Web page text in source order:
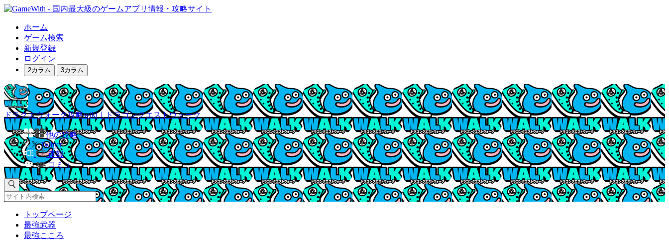
ホーム
ゲーム検索
新規登録
ログイン
2カラム 3カラム
ドラクエウォーク攻略wiki｜ドラゴンクエストウォーク
他の攻略
Twitter
速報
コミュ
トップページ
最強武器
最強こころ